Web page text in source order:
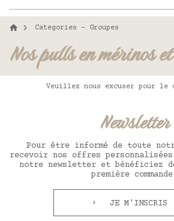
Categories - Groupes
Nos pulls en mérinos
Veuillez nous excuser pour le
Newsletter
Pour être informé de toute
recevoir nos offres
notre newsletter et bénéficiez
première
JE M'INSCRIS